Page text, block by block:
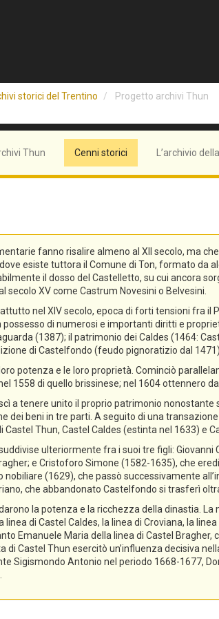
storici del Trentino Progetto archivi Thun
Thun Cenni storici L’archivio
fanno risalire almeno al XII secolo, ma
esiste tuttora il Comune di Ton, formato da
il dosso del Castelletto, su cui ancora
XV come Castrum Novesini o Belvesini.
nel XIV secolo, epoca di forti tensioni fra
di numerosi e importanti diritti e
(1387); il patrimonio dei Caldes (1464:
di Castelfondo (feudo pignoratizio dal
potenza e le loro proprietà. Cominciò
1558 di quello brissinese; nel 1604 ottennero
a tenere unito il proprio patrimonio
dei beni in tre parti. A seguito di una
Thun, Castel Caldes (estinta nel 1633) e
ulteriormente fra i suoi tre figli:
e Cristoforo Simone (1582-1635), che
(1629), che passò successivamente
che abbandonato Castelfondo si trasferì
la potenza e la ricchezza della dinastia.
di Castel Caldes, la linea di Croviana, la
Emanuele Maria della linea di Castel
di Castel Thun esercitò un’influenza decisiva
Sigismondo Antonio nel periodo 1668-1677,